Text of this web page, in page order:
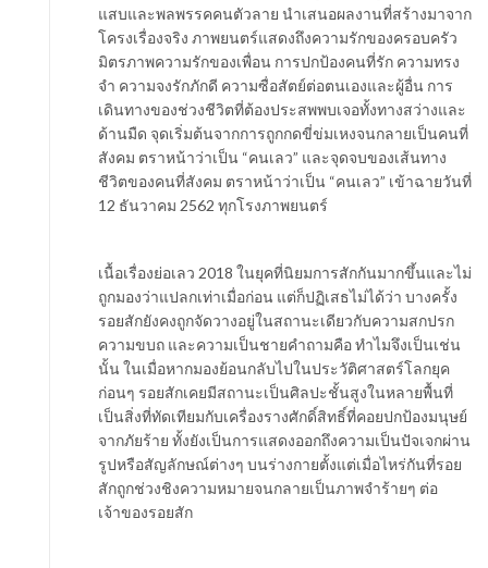
แสบและพลพรรคคนตัวลาย นำเสนอผลงานที่สร้างมาจาก
โครงเรื่องจริง ภาพยนตร์แสดงถึงความรักของครอบครัว
มิตรภาพความรักของเพื่อน การปกป้องคนที่รัก ความทรง
จำ ความจงรักภักดี ความซื่อสัตย์ต่อตนเองและผู้อื่น การ
เดินทางของช่วงชีวิตที่ต้องประสพพบเจอทั้งทางสว่างและ
ด้านมืด จุดเริ่มต้นจากการถูกกดขี่ข่มเหงจนกลายเป็นคนที่
สังคม ตราหน้าว่าเป็น “คนเลว” และจุดจบของเส้นทาง
ชีวิตของคนที่สังคม ตราหน้าว่าเป็น “คนเลว” เข้าฉายวันที่
12 ธันวาคม 2562 ทุกโรงภาพยนตร์
เนื้อเรื่องย่อเลว 2018 ในยุคที่นิยมการสักกันมากขึ้นและไม่
ถูกมองว่าแปลกเท่าเมื่อก่อน แต่ก็ปฏิเสธไม่ได้ว่า บางครั้ง
รอยสักยังคงถูกจัดวางอยู่ในสถานะเดียวกับความสกปรก
ความขบถ และความเป็นชายคำถามคือ ทำไมจึงเป็นเช่น
นั้น ในเมื่อหากมองย้อนกลับไปในประวัติศาสตร์โลกยุค
ก่อนๆ รอยสักเคยมีสถานะเป็นศิลปะชั้นสูงในหลายพื้นที่
เป็นสิ่งที่ทัดเทียมกับเครื่องรางศักดิ์สิทธิ์ที่คอยปกป้องมนุษย์
จากภัยร้าย ทั้งยังเป็นการแสดงออกถึงความเป็นปัจเจกผ่าน
รูปหรือสัญลักษณ์ต่างๆ บนร่างกายตั้งแต่เมื่อไหร่กันที่รอย
สักถูกช่วงชิงความหมายจนกลายเป็นภาพจำร้ายๆ ต่อ
เจ้าของรอยสัก